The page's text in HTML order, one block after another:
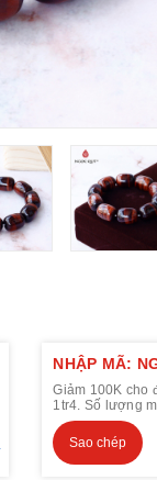
NHẬP MÃ:
Giảm 100K cho
1tr4. Số lượng
Sao chép